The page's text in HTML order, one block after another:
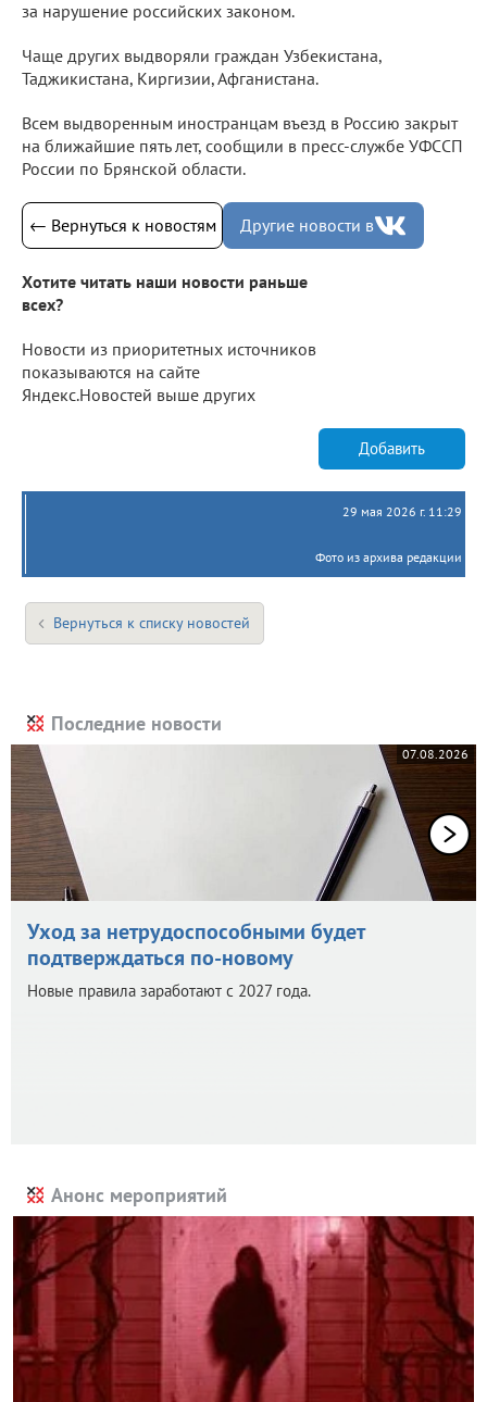
за нарушение российских законом.
Чаще других выдворяли граждан Узбекистана,
Таджикистана, Киргизии, Афганистана.
Всем выдворенным иностранцам въезд в Россию закрыт
на ближайшие пять лет, сообщили в пресс-службе УФССП
России по Брянской области.
← Вернуться к новостям Другие новости в
Хотите читать наши новости раньше
всех?
Новости из приоритетных источников
показываются на сайте
Яндекс.Новостей выше других
Добавить
29 мая 2026 г. 11:29
Фото из архива редакции
Вернуться к списку новостей
Последние новости
07.08.2026
Уход за нетрудоспособными будет
подтверждаться по-новому
Новые правила заработают с 2027 года.
Анонс мероприятий